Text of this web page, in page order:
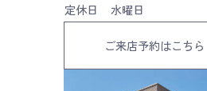
定休日
水曜日
ご来店予約はこちら